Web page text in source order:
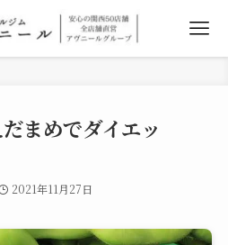
まめでダイエッ
2021年11月27日